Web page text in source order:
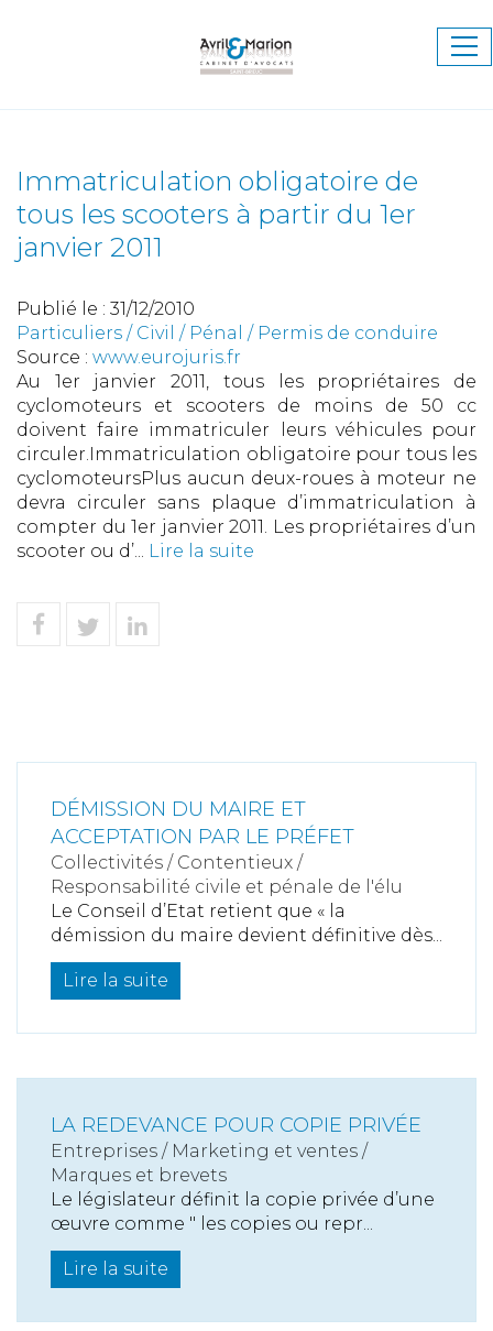
Immatriculation obligatoire de
tous les scooters à partir du 1er
janvier 2011
Publié le : 31/12/2010
Particuliers / Civil / Pénal / Permis de conduire
Source : www.eurojuris.fr
Au 1er janvier 2011, tous les propriétaires de
cyclomoteurs et scooters de moins de 50 cc
doivent faire immatriculer leurs véhicules pour
circuler.Immatriculation obligatoire pour tous les
cyclomoteursPlus aucun deux-roues à moteur ne
devra circuler sans plaque d’immatriculation à
compter du 1er janvier 2011. Les propriétaires d’un
scooter ou d’... Lire la suite
DÉMISSION DU MAIRE ET
ACCEPTATION PAR LE PRÉFET
Collectivités / Contentieux /
Responsabilité civile et pénale de l'élu
Le Conseil d’Etat retient que « la
démission du maire devient définitive dès...
Lire la suite
LA REDEVANCE POUR COPIE PRIVÉE
Entreprises / Marketing et ventes /
Marques et brevets
Le législateur définit la copie privée d’une
œuvre comme " les copies ou repr...
Lire la suite